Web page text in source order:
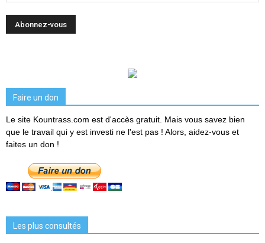
Faire un don
Le site Kountrass.com est d'accès gratuit. Mais vous savez bien
que le travail qui y est investi ne l'est pas ! Alors, aidez-vous et
faites un don !
Les plus consultés